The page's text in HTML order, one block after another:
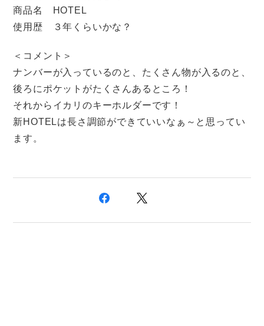
商品名 HOTEL
使用歴 ３年くらいかな？
＜コメント＞
ナンバーが入っているのと、たくさん物が入るのと、
後ろにポケットがたくさんあるところ！
それからイカリのキーホルダーです！
新HOTELは長さ調節ができていいなぁ～と思ってい
ます。